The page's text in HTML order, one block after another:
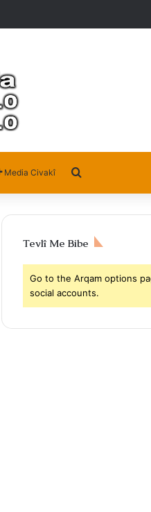
Media Civakî
Tevlî Me Bibe
Go to the Arqam options
social accounts.